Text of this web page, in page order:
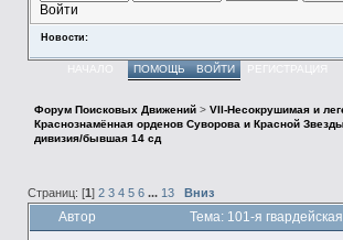
Войти
Новости:
НАЧАЛО ПОМОЩЬ ВОЙТИ РЕГИСТРАЦИЯ
Форум Поисковых Движений> VII-Несокрушимая и
Краснознамённая орденов Суворова и Красной
дивизия/бывшая 14 сд
Страниц: [1 ] 2 3 4 5 6 ... 13 Вниз
Автор Тема: 101-я